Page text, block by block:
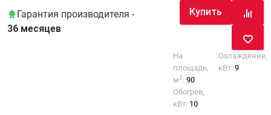
Гарантия производителя -
36 месяцев
Купить
На
площадь,
м2:90
Охлаждение,
кВт:9
Обогрев,
кВт: 10